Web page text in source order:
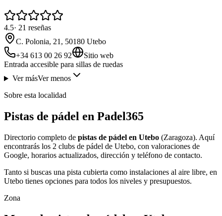
4.5· 21 reseñas
C. Polonia, 21, 50180 Utebo
+34 613 00 26 92
Sitio web
Entrada accesible para sillas de ruedas
Ver másVer menos
Sobre esta localidad
Pistas de pádel en Padel365
Directorio completo de pistas de pádel en Utebo (Zaragoza). Aquí
encontrarás los 2 clubs de pádel de Utebo, con valoraciones de
Google, horarios actualizados, dirección y teléfono de contacto.
Tanto si buscas una pista cubierta como instalaciones al aire libre, en
Utebo tienes opciones para todos los niveles y presupuestos.
Zona